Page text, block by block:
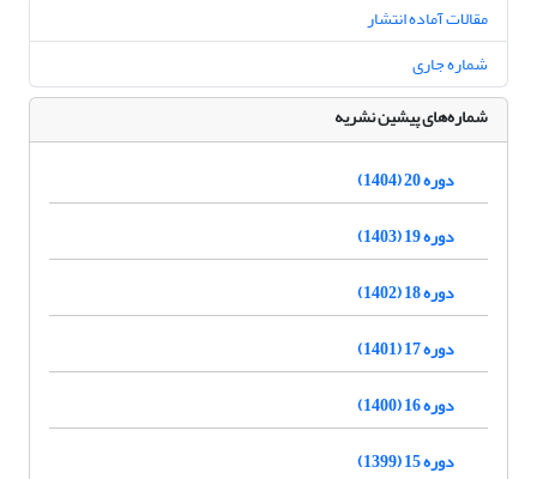
مقالات آماده انتشار
شماره جاری
شماره‌های پیشین نشریه
دوره 20 (1404)
دوره 19 (1403)
دوره 18 (1402)
دوره 17 (1401)
دوره 16 (1400)
دوره 15 (1399)